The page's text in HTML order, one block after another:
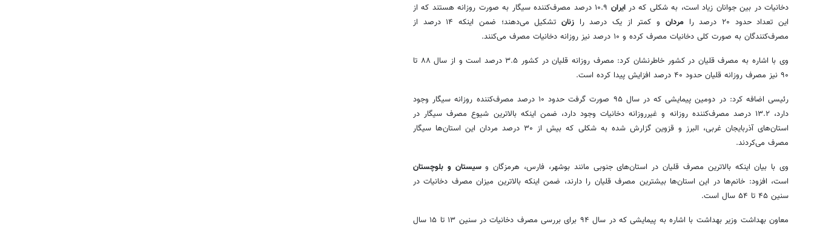
دخانیات در بین جوانان زیاد است، به شکلی که درایران
۱۰.۹ درصد مصرف‌کننده سیگار به صورت روزانه هستند که از
این تعداد حدود ۲۰ درصد را
مردان و کمتر از یک درصد رازنان
تشکیل می‌دهند؛ ضمن اینکه ۱۴ درصد از
مصرف‌کنندگان به صورت کلی دخانیات مصرف کرده و ۱۰ درصد نیز روزانه دخانیات مصرف می‌کنند.
وی با اشاره به مصرف قلیان در کشور خاطرنشان کرد: مصرف روزانه قلیان در کشور ۳.۵ درصد است و از سال ۸۸ تا
۹۰ نیز مصرف روزانه قلیان حدود ۴۰ درصد افزایش پیدا کرده است.
رئیسی اضافه کرد:‌ در دومین پیمایشی که در سال ۹۵ صورت گرفت حدود ۱۰ درصد مصرف‌کننده روزانه سیگار وجود
دارد، ۱۳.۲ درصد مصرف‌کننده روزانه و غیرروزانه دخانیات وجود دارد، ضمن اینکه بالاترین شیوع مصرف سیگار در
استان‌های آذربایجان غربی،‌ البرز و قزوین گزارش شده به شکلی که بیش از ۳۰ درصد مردان این استان‌ها سیگار
مصرف می‌کردند.
وی با بیان اینکه بالاترین مصرف قلیان در استان‌های جنوبی مانند بوشهر، فارس، هرمزگان وسیستان و بلوچستان
است، افزود:‌ خانم‌ها در این استان‌ها بیشترین مصرف قلیان را دارند، ضمن اینکه بالاترین میزان مصرف دخانیات در
سنین ۴۵ تا ۵۴ سال است.
معاون بهداشت وزیر بهداشت با اشاره به پیمایشی که در سال ۹۴ برای بررسی مصرف دخانیات در سنین ۱۳ تا ۱۵ سال